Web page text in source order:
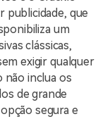
que
um
clássicas,
exigir qualquer
não inclua os
de grande
segura e